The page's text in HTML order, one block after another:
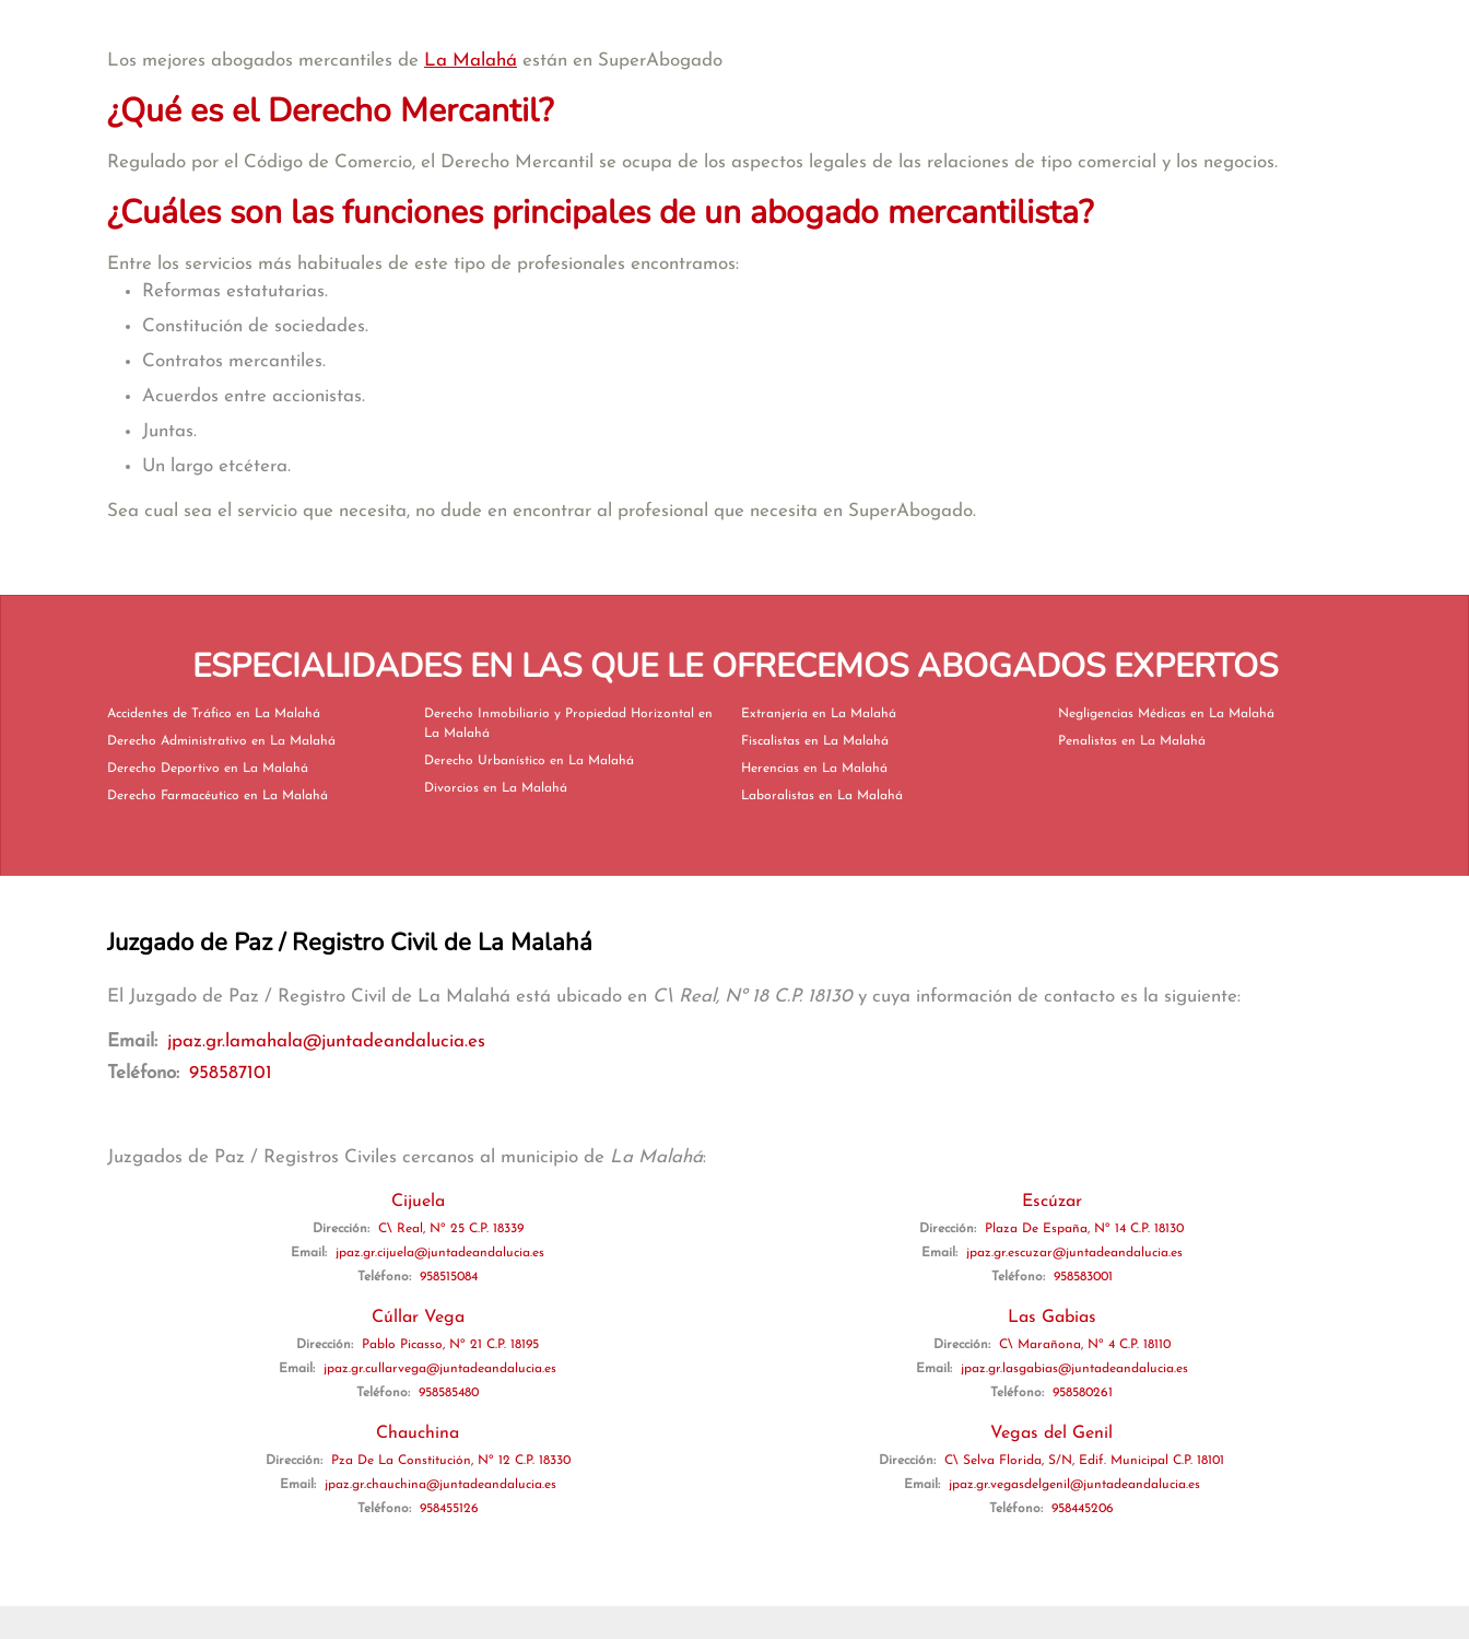
Los mejores abogados mercantiles de La Malahá están en SuperAbogado
¿Qué es el Derecho Mercantil?
Regulado por el Código de Comercio, el Derecho Mercantil se ocupa de los aspectos legales de las relaciones de tipo comercial y los negocios.
¿Cuáles son las funciones principales de un abogado mercantilista?
Entre los servicios más habituales de este tipo de profesionales encontramos:
Reformas estatutarias.
Constitución de sociedades.
Contratos mercantiles.
Acuerdos entre accionistas.
Juntas.
Un largo etcétera.
Sea cual sea el servicio que necesita, no dude en encontrar al profesional que necesita en SuperAbogado.
ESPECIALIDADES EN LAS QUE LE OFRECEMOS ABOGADOS EXPERTOS
Accidentes de Tráfico en La Malahá
Derecho Administrativo en La Malahá
Derecho Deportivo en La Malahá
Derecho Farmacéutico en La Malahá
Derecho Inmobiliario y Propiedad Horizontal en
La Malahá
Derecho Urbanístico en La Malahá
Divorcios en La Malahá
Extranjería en La Malahá
Fiscalistas en La Malahá
Herencias en La Malahá
Laboralistas en La Malahá
Negligencias Médicas en La Malahá
Penalistas en La Malahá
Juzgado de Paz / Registro Civil de La Malahá
El Juzgado de Paz / Registro Civil de La Malahá está ubicado en C\ Real, Nº 18 C.P. 18130y cuya información de contacto es la siguiente:
Email: jpaz.gr.lamahala@juntadeandalucia.es
Teléfono: 958587101
Juzgados de Paz / Registros Civiles cercanos al municipio de La Malahá:
Cijuela
Dirección:
C\ Real, Nº 25 C.P. 18339
Email:
jpaz.gr.cijuela@juntadeandalucia.es
Teléfono:
958515084
Cúllar Vega
Dirección:
Pablo Picasso, Nº 21 C.P. 18195
Email:
jpaz.gr.cullarvega@juntadeandalucia.es
Teléfono:
958585480
Chauchina
Dirección:
Pza De La Constitución, Nº 12 C.P. 18330
Email:
jpaz.gr.chauchina@juntadeandalucia.es
Teléfono:
958455126
Escúzar
Dirección:
Plaza De España, Nº 14 C.P. 18130
Email:
jpaz.gr.escuzar@juntadeandalucia.es
Teléfono:
958583001
Las Gabias
Dirección:
C\ Marañona, Nº 4 C.P. 18110
Email:
jpaz.gr.lasgabias@juntadeandalucia.es
Teléfono:
958580261
Vegas del Genil
Dirección:
C\ Selva Florida, S/N, Edif. Municipal C.P. 18101
Email:
jpaz.gr.vegasdelgenil@juntadeandalucia.es
Teléfono:
958445206